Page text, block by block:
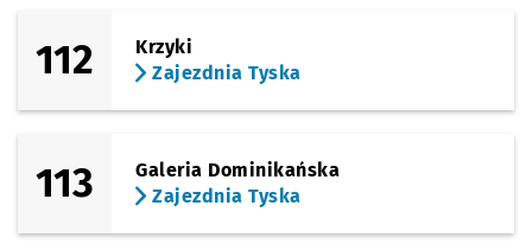
Dworzec Autobusowy
Hubska (Dawida) Sprawdź
Hubska
Prudnicka
Kamienna Sprawdź
112
Krzyki
Zajezdnia Tyska
113
Galeria Dominikańska
Zajezdnia Tyska